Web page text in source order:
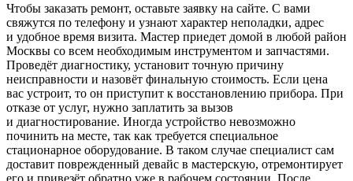
Чтобы заказать ремонт, оставьте заявку на сайте. С вами
свяжутся по телефону и узнают характер неполадки, адрес
и удобное время визита. Мастер приедет домой в любой район
Москвы со всем необходимым инструментом и запчастями.
Проведёт диагностику, установит точную причину
неисправности и назовёт финальную стоимость. Если цена
вас устроит, то он приступит к восстановлению прибора. При
отказе от услуг, нужно заплатить за вызов
и диагностирование. Иногда устройство невозможно
починить на месте, так как требуется специальное
стационарное оборудование. В таком случае специалист сам
доставит поврежденный девайс в мастерскую, отремонтирует
его и привезёт обратно уже в рабочем состоянии. После